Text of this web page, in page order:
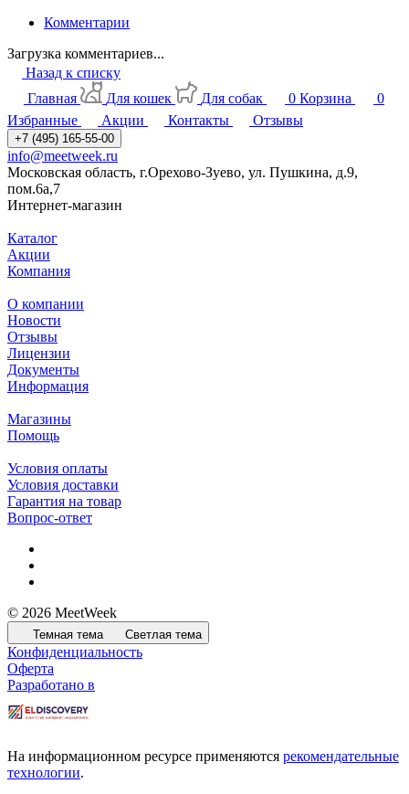
Комментарии
Загрузка комментариев...
Назад к списку
Главная
Для кошек Для собак 0 Корзина
0
Избранные
Акции Контакты Отзывы
+7 (495) 165-55-00
info@meetweek.ru
Московская область, г.Орехово-Зуево, ул. Пушкина, д.9,
пом.6а,7
Интернет-магазин
Каталог
Акции
Компания
О компании
Новости
Отзывы
Лицензии
Документы
Информация
Магазины
Помощь
Условия оплаты
Условия доставки
Гарантия на товар
Вопрос-ответ
© 2026 MeetWeek
Темная тема Светлая тема
Конфиденциальность
Оферта
Разработано в
На информационном ресурсе применяются рекомендательные
технологии.